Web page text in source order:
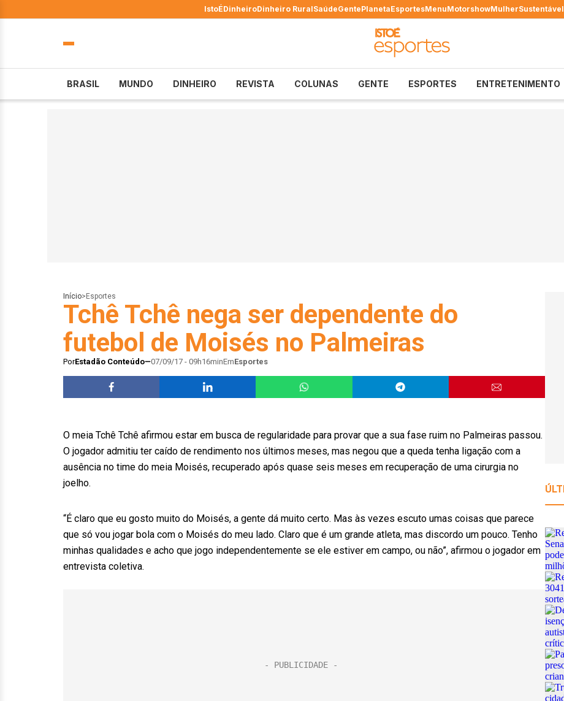
IstoÉDinheiroDinheiro RuralSaúdeGentePlanetaEsportesMenuMotorshowMulherSustentável
BRASIL MUNDO DINHEIRO REVISTA COLUNAS GENTE ESPORTES ENTRETENIMENTO
Início> Esportes
Tchê Tchê nega ser dependente do
futebol de Moisés no Palmeiras
PorEstadão Conteúdo 07/09/17 - 09h16minEmEsportes
O meia Tchê Tchê afirmou estar em busca de regularidade para provar que a sua fase ruim no Palmeiras passou.
O jogador admitiu ter caído de rendimento nos últimos meses, mas negou que a queda tenha ligação com a
ausência no time do meia Moisés, recuperado após quase seis meses em recuperação de uma cirurgia no
joelho.
“É claro que eu gosto muito do Moisés, a gente dá muito certo. Mas às vezes escuto umas coisas que parece
que só vou jogar bola com o Moisés do meu lado. Claro que é um grande atleta, mas discordo um pouco. Tenho
minhas qualidades e acho que jogo independentemente se ele estiver em campo, ou não”, afirmou o jogador em
entrevista coletiva.